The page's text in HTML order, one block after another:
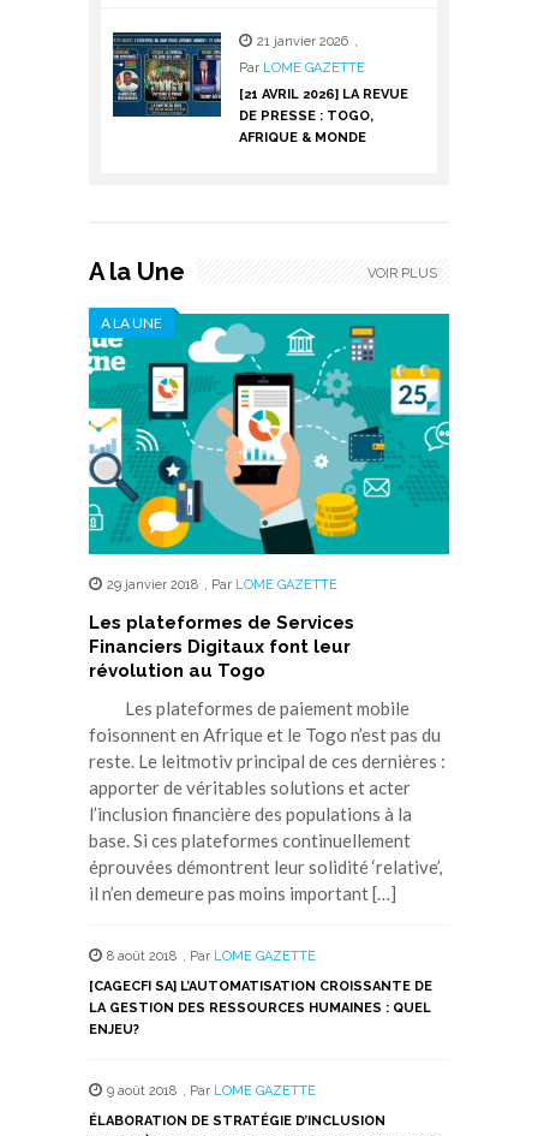
21 janvier 2026 ,
Par LOME GAZETTE
[21 AVRIL 2026] LA REVUE
DE PRESSE : TOGO,
AFRIQUE & MONDE
A la Une
A LA UNE
29 janvier 2018 , Par LOME GAZETTE
Les plateformes de Services
Financiers Digitaux font leur
révolution au Togo
Les plateformes de paiement mobile
foisonnent en Afrique et le Togo n’est pas du
reste. Le leitmotiv principal de ces dernières :
apporter de véritables solutions et acter
l’inclusion financière des populations à la
base. Si ces plateformes continuellement
éprouvées démontrent leur solidité ‘relative’,
il n’en demeure pas moins important […]
8 août 2018 , Par LOME GAZETTE
[CAGECFI SA] L’AUTOMATISATION CROISSANTE DE
LA GESTION DES RESSOURCES HUMAINES : QUEL
ENJEU?
9 août 2018 , Par LOME GAZETTE
ÉLABORATION DE STRATÉGIE D’INCLUSION
VOIR PLUS